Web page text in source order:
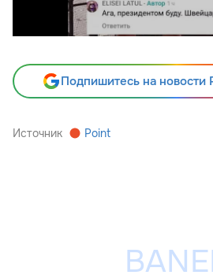
Подпишитесь на новости
Источник Point